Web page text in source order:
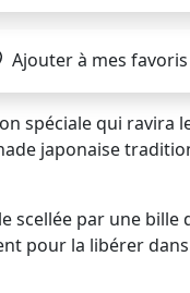
Ajouter à mes favoris
spéciale qui ravira
japonaise
scellée par une
pour la libérer